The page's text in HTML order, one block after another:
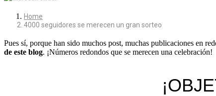
Home
4000 seguidores se merecen un gran sorteo
Pues sí, porque han sido muchos post, muchas publicaciones en
de este blog. ¡Números redondos que se merecen una celebración!